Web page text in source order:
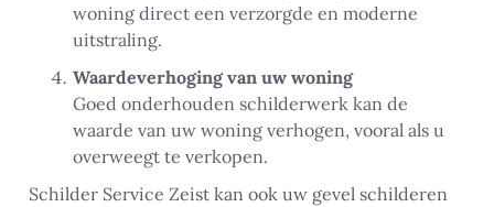
woning direct een verzorgde en moderne
uitstraling.
Waardeverhoging van uw woning
Goed onderhouden schilderwerk kan de
waarde van uw woning verhogen, vooral als u
overweegt te verkopen.
Schilder Service Zeist kan ook uw gevel schilderen